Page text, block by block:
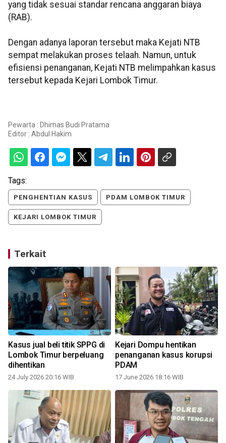
yang tidak sesuai standar rencana anggaran biaya
(RAB).
Dengan adanya laporan tersebut maka Kejati NTB
sempat melakukan proses telaah. Namun, untuk
efisiensi penanganan, Kejati NTB melimpahkan kasus
tersebut kepada Kejari Lombok Timur.
Pewarta : Dhimas Budi Pratama
Editor : Abdul Hakim
Tags:
PENGHENTIAN KASUS PDAM LOMBOK TIMUR
KEJARI LOMBOK TIMUR
Terkait
Kasus jual beli titik SPPG di
Lombok Timur berpeluang
dihentikan
24 July 2026 20:16 WIB
Kejari Dompu hentikan
penanganan kasus korupsi
PDAM
17 June 2026 18:16 WIB